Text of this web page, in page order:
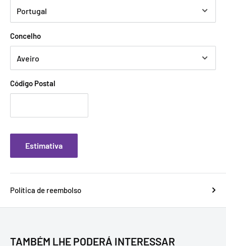
Concelho
Código Postal
Estimativa
Política de reembolso
TAMBÉM LHE PODERÁ INTERESSAR